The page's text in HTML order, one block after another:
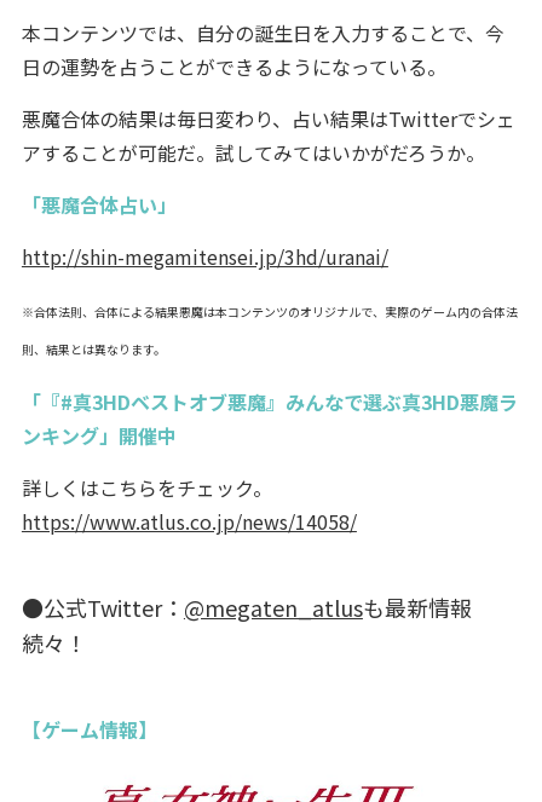
本コンテンツでは、自分の誕生日を入力することで、今
日の運勢を占うことができるようになっている。
悪魔合体の結果は毎日変わり、占い結果はTwitterでシェ
アすることが可能だ。試してみてはいかがだろうか。
「悪魔合体占い」
http://shin-megamitensei.jp/3hd/uranai/
※合体法則、合体による結果悪魔は本コンテンツのオリジナルで、実際のゲーム内の合体法
則、結果とは異なります。
「『#真3HDベストオブ悪魔』みんなで選ぶ真3HD悪魔ラ
ンキング」開催中
詳しくはこちらをチェック。
https://www.atlus.co.jp/news/14058/
●公式Twitter： @megaten_atlusも最新情報
続々！
【ゲーム情報】